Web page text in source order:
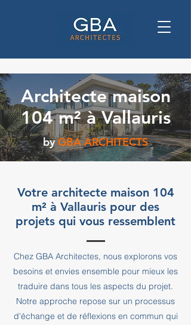
Architecte maison
104 m² à Vallauris
by GBA ARCHITECTS
Votre architecte maison 104
m² à Vallauris pour des
projets qui vous ressemblent
Chez GBA Architectes, nous explorons vos
besoins et envies ensemble pour mieux les
traduire dans tous les aspects du projet.
Notre approche repose sur un processus
d'échange et de réflexions en commun qui